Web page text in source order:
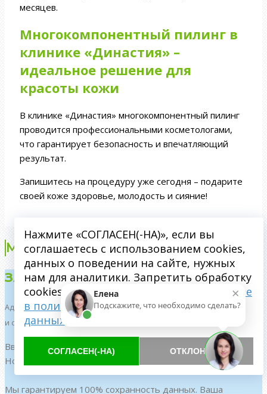
месяцев.
Многокомпонентный пилинг в
клинике «Династия» –
идеальное решение для
красоты кожи
В клинике «Династия» многокомпонентный пилинг
проводится профессиональными косметологами,
что гарантирует безопасность и впечатляющий
результат.
Запишитесь на процедуру уже сегодня – подарите
своей коже здоровье, молодость и сияние!
Мы в социальных сетях
ЗАПИСЬ К ВРАЧУ (РЕГИСТРАТУРА)
Администратор перезвонит в течение 3 минут
и согласует время приема!
Введите имя:
Номер телефона:
Мы гарантируем 100% сохранность данных. Ваша
Нажмите «СОГЛАСЕН(-НА)», если вы
соглашаетесь с использованием cookies,
данных о поведении на сайте, нужных
нам для аналитики. Запретить обработку
cookies можете через браузер.
Подробнее
в политике обработки персональных
данных
СОГЛАСЕН(-НА) ОТКЛОНИТЬ
×
Елена
Подскажите, что необходимо сделать?